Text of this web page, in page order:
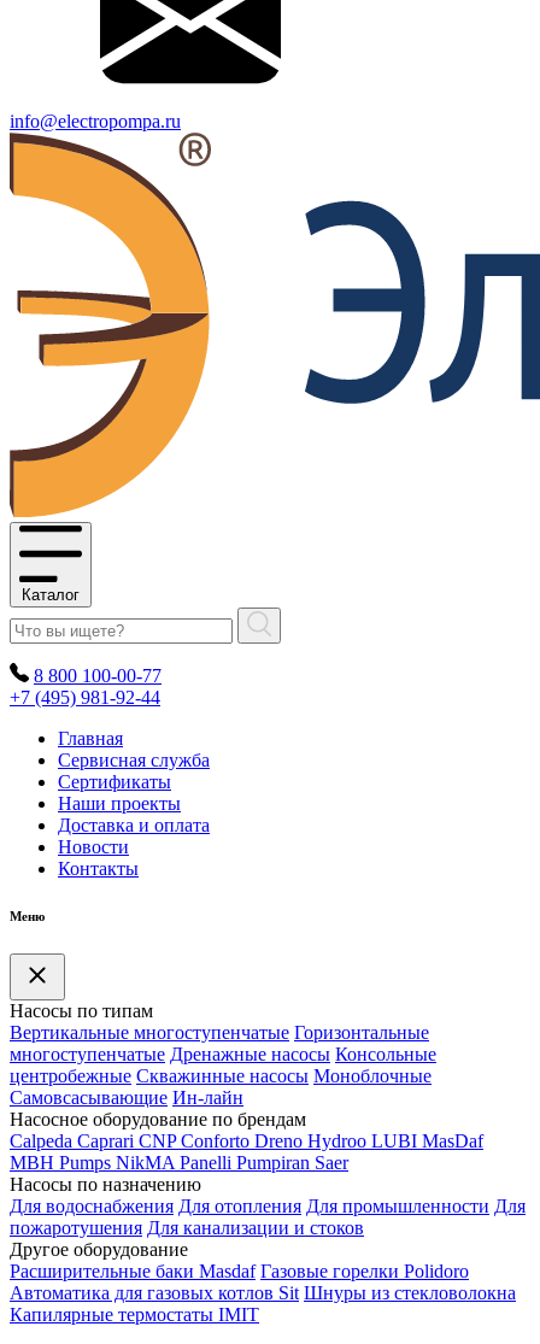
info@electropompa.ru
Каталог
8 800 100-00-77
+7 (495) 981-92-44
Главная
Сервисная служба
Сертификаты
Наши проекты
Доставка и оплата
Новости
Контакты
Меню
Насосы по типам
Вертикальные многоступенчатые Горизонтальные
многоступенчатые Дренажные насосы Консольные
центробежные Скважинные насосы Моноблочные
Самовсасывающие Ин-лайн
Насосное оборудование по брендам
Calpeda Caprari CNP Conforto Dreno Hydroo LUBI MasDaf
MBH Pumps NikMA Panelli Pumpiran Saer
Насосы по назначению
Для водоснабжения Для отопления Для промышленности Для
пожаротушения Для канализации и стоков
Другое оборудование
Расширительные баки Masdaf Газовые горелки Polidoro
Автоматика для газовых котлов Sit Шнуры из стекловолокна
Капилярные термостаты IMIT